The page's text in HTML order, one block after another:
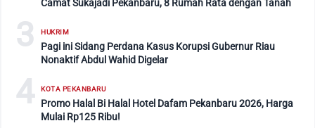
Camat Sukajadi Pekanbaru, 8 Rumah Rata dengan Tanah
3 HUKRIM
Pagi ini Sidang Perdana Kasus Korupsi Gubernur Riau
Nonaktif Abdul Wahid Digelar
4 KOTA PEKANBARU
Promo Halal Bi Halal Hotel Dafam Pekanbaru 2026, Harga
Mulai Rp125 Ribu!